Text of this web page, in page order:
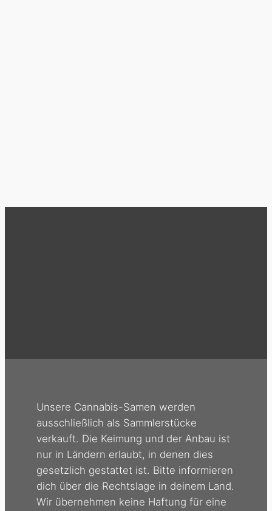
Unsere Cannabis-Samen werden
ausschließlich als Sammlerstücke
verkauft. Die Keimung und der Anbau ist
nur in Ländern erlaubt, in denen dies
gesetzlich gestattet ist. Bitte informieren
dich über die Rechtslage in deinem Land.
Wir übernehmen keine Haftung für eine